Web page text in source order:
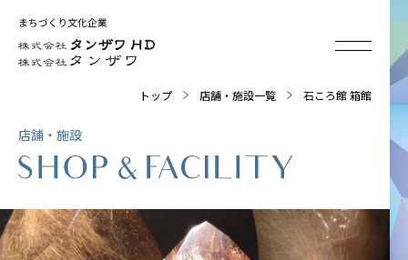
トップ 店舗・施設一覧 石ころ館 箱館
店舗・施設